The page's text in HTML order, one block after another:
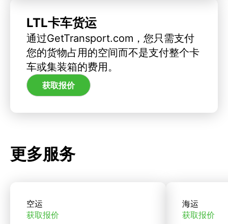
LTL卡车货运
通过GetTransport.com，您只需支付
您的货物占用的空间而不是支付整个卡
车或集装箱的费用。
获取报价
更多服务
空运
获取报价
海运
获取报价